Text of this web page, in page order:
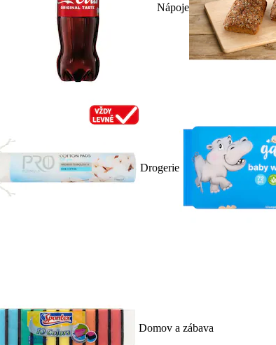
Nápoje
Drogerie
Domov a zábava